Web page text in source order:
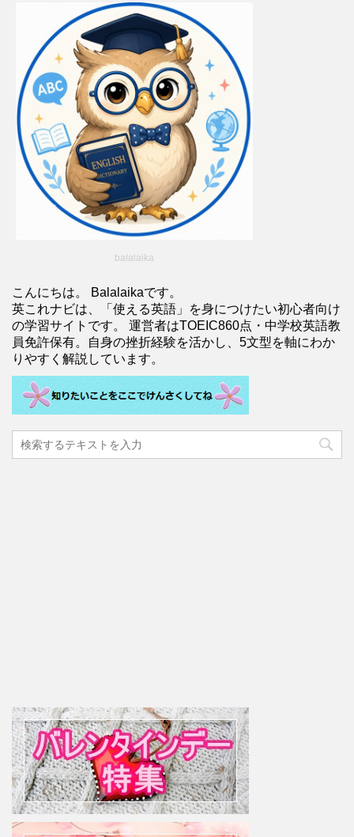
balalaika
こんにちは。 Balalaikaです。
英これナビは、「使える英語」を身につけたい初心者向け
の学習サイトです。 運営者はTOEIC860点・中学校英語教
員免許保有。自身の挫折経験を活かし、5文型を軸にわか
りやすく解説しています。